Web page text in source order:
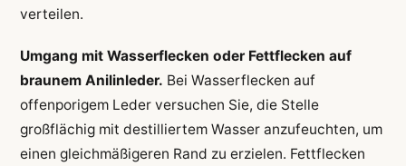
verteilen.
Umgang mit Wasserflecken oder Fettflecken auf
braunem Anilinleder. Bei Wasserflecken auf
offenporigem Leder versuchen Sie, die Stelle
großflächig mit destilliertem Wasser anzufeuchten, um
einen gleichmäßigeren Rand zu erzielen. Fettflecken